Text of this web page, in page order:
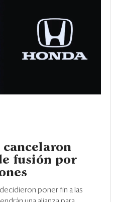
cancelaron
fusión por
poner fin a las